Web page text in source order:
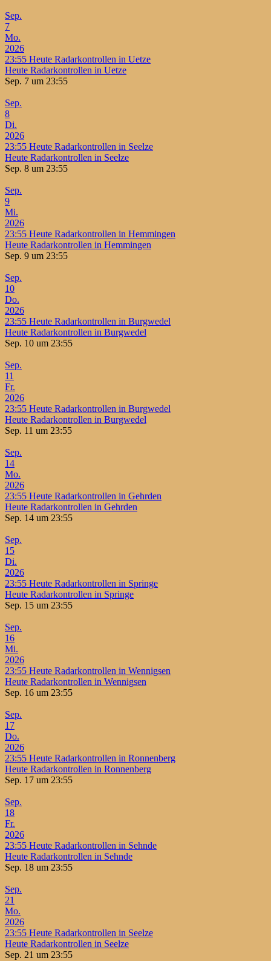
Sep.
7
Mo.
2026
23:55 Heute Radarkontrollen in Uetze
Heute Radarkontrollen in Uetze
Sep. 7 um 23:55
Sep.
8
Di.
2026
23:55 Heute Radarkontrollen in Seelze
Heute Radarkontrollen in Seelze
Sep. 8 um 23:55
Sep.
9
Mi.
2026
23:55 Heute Radarkontrollen in Hemmingen
Heute Radarkontrollen in Hemmingen
Sep. 9 um 23:55
Sep.
10
Do.
2026
23:55 Heute Radarkontrollen in Burgwedel
Heute Radarkontrollen in Burgwedel
Sep. 10 um 23:55
Sep.
11
Fr.
2026
23:55 Heute Radarkontrollen in Burgwedel
Heute Radarkontrollen in Burgwedel
Sep. 11 um 23:55
Sep.
14
Mo.
2026
23:55 Heute Radarkontrollen in Gehrden
Heute Radarkontrollen in Gehrden
Sep. 14 um 23:55
Sep.
15
Di.
2026
23:55 Heute Radarkontrollen in Springe
Heute Radarkontrollen in Springe
Sep. 15 um 23:55
Sep.
16
Mi.
2026
23:55 Heute Radarkontrollen in Wennigsen
Heute Radarkontrollen in Wennigsen
Sep. 16 um 23:55
Sep.
17
Do.
2026
23:55 Heute Radarkontrollen in Ronnenberg
Heute Radarkontrollen in Ronnenberg
Sep. 17 um 23:55
Sep.
18
Fr.
2026
23:55 Heute Radarkontrollen in Sehnde
Heute Radarkontrollen in Sehnde
Sep. 18 um 23:55
Sep.
21
Mo.
2026
23:55 Heute Radarkontrollen in Seelze
Heute Radarkontrollen in Seelze
Sep. 21 um 23:55